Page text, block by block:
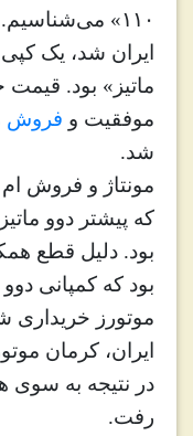
۱۱۰» می‌شناسیم. نسل اول
ایران شد، یک
ماتیز» بود.
موفقیت و فروش
شد.
که پیشتر دوو
بود. دلیل قطع
موتورز خریداری
ایران، کرمان
در نتیجه به
رفت.